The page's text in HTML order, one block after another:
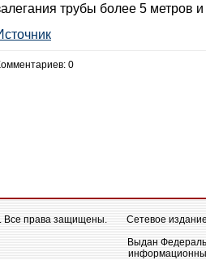
трубы более 5 метров
0
Все права защищены.
Сетевое
Выдан